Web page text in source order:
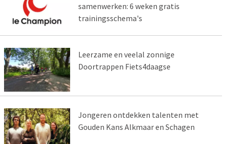
samenwerken: 6 weken gratis
trainingsschema's
Leerzame en veelal zonnige
Doortrappen Fiets4daagse
Jongeren ontdekken talenten met
Gouden Kans Alkmaar en Schagen